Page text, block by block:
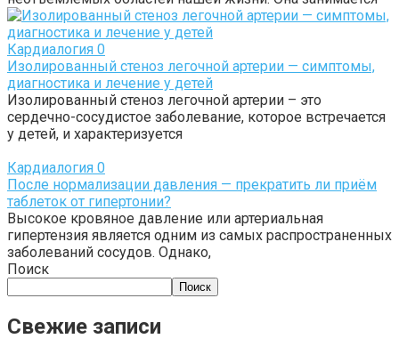
Кардиалогия 0
Изолированный стеноз легочной артерии — симптомы,
диагностика и лечение у детей
Изолированный стеноз легочной артерии – это
сердечно-сосудистое заболевание, которое встречается
у детей, и характеризуется
Кардиалогия 0
После нормализации давления — прекратить ли приём
таблеток от гипертонии?
Высокое кровяное давление или артериальная
гипертензия является одним из самых распространенных
заболеваний сосудов. Однако,
Поиск
Поиск
Свежие записи